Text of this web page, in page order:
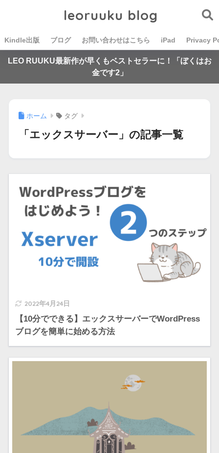
leoruuku blog
Kindle出版 ブログ お問い合わせはこちら iPad Privacy
LEO RUUKU最新作が早くもベストセラーに！「ぼくはお
金です2」
ホーム タグ
「エックスサーバー」の記事一覧
2022年4月24日
【10分でできる】エックスサーバーでWordPress
ブログを簡単に始める方法